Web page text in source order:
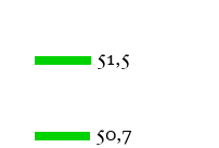
51,5
50,7